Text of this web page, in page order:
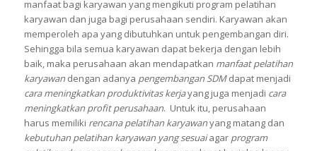
manfaat bagi karyawan yang mengikuti program pelatihan
karyawan dan juga bagi perusahaan sendiri. Karyawan akan
memperoleh apa yang dibutuhkan untuk pengembangan diri.
Sehingga bila semua karyawan dapat bekerja dengan lebih
baik, maka perusahaan akan mendapatkan manfaat pelatihan
karyawandengan adanya pengembangan SDMdapat menjadi
cara meningkatkan produktivitas kerjayang juga menjadi cara
meningkatkan profit perusahaan. Untuk itu, perusahaan
harus memiliki rencana pelatihan karyawanyang matang dan
kebutuhan pelatihan karyawan yang sesuaiagar program